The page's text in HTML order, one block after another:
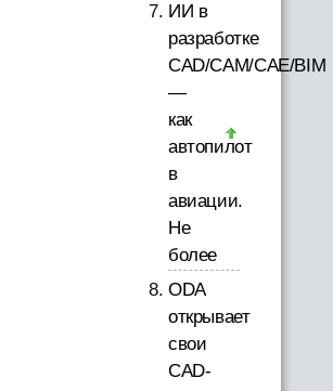
ИИ в
разработке
CAD/CAM/CAE/BIM
—
как
автопилот
в
авиации.
Не
более
ODA
открывает
свои
CAD-